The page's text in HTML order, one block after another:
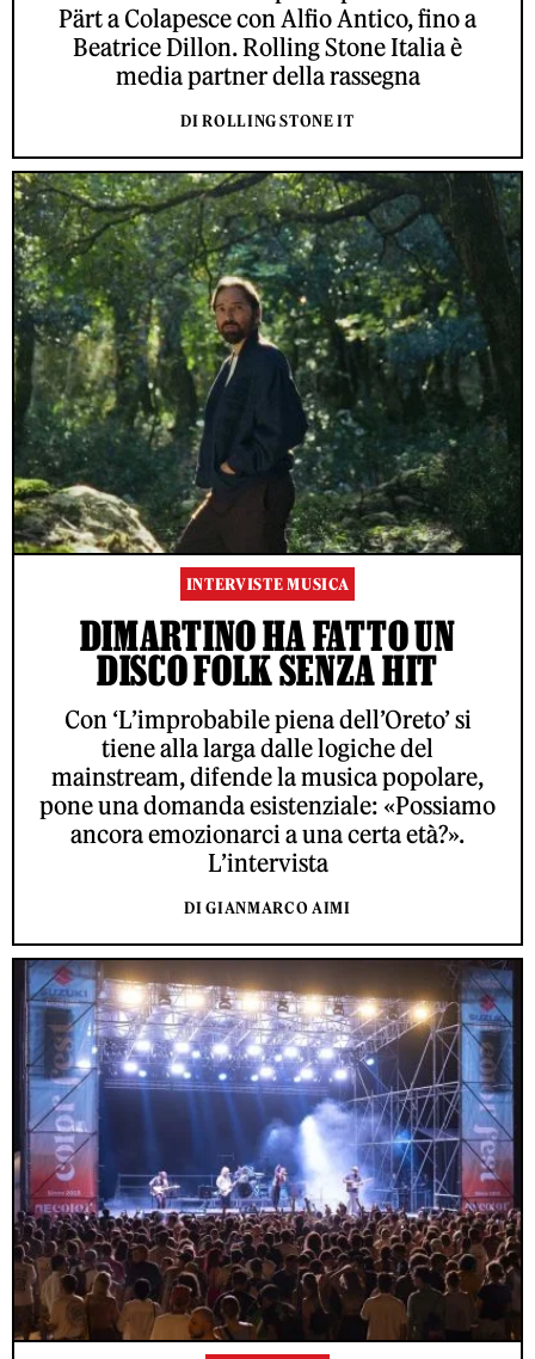
Pärt a Colapesce con Alfio Antico, fino a
Beatrice Dillon. Rolling Stone Italia è
media partner della rassegna
DI ROLLING STONE IT
INTERVISTE MUSICA
DIMARTINO HA FATTO UN
DISCO FOLK SENZA HIT
Con ‘L’improbabile piena dell’Oreto’ si
tiene alla larga dalle logiche del
mainstream, difende la musica popolare,
pone una domanda esistenziale: «Possiamo
ancora emozionarci a una certa età?».
L’intervista
DI GIANMARCO AIMI